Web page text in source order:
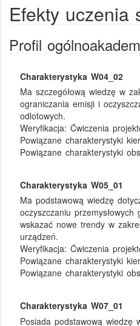
Efekty uczenia
Profil
Charakterystyka W04_02
Ma szczegółową wiedzę w
ograniczania emisji i
odlotowych.
Weryfikacja:Ćwiczenia
Powiązane charakterystyki
Powiązane charakterystyki
Charakterystyka W05_01
Ma podstawową wiedzę
oczyszczaniu
wskazać nowe trendy w
urządzeń.
Weryfikacja:Ćwiczenia
Powiązane charakterystyki
Powiązane charakterystyki
Charakterystyka W07_01
Posiada podstawową wiedzę